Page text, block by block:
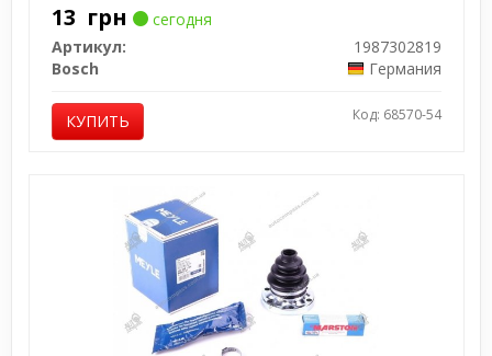
13 грн
сегодня
Артикул:
1987302819
Bosch
Германия
КУПИТЬ Код: 68570-54